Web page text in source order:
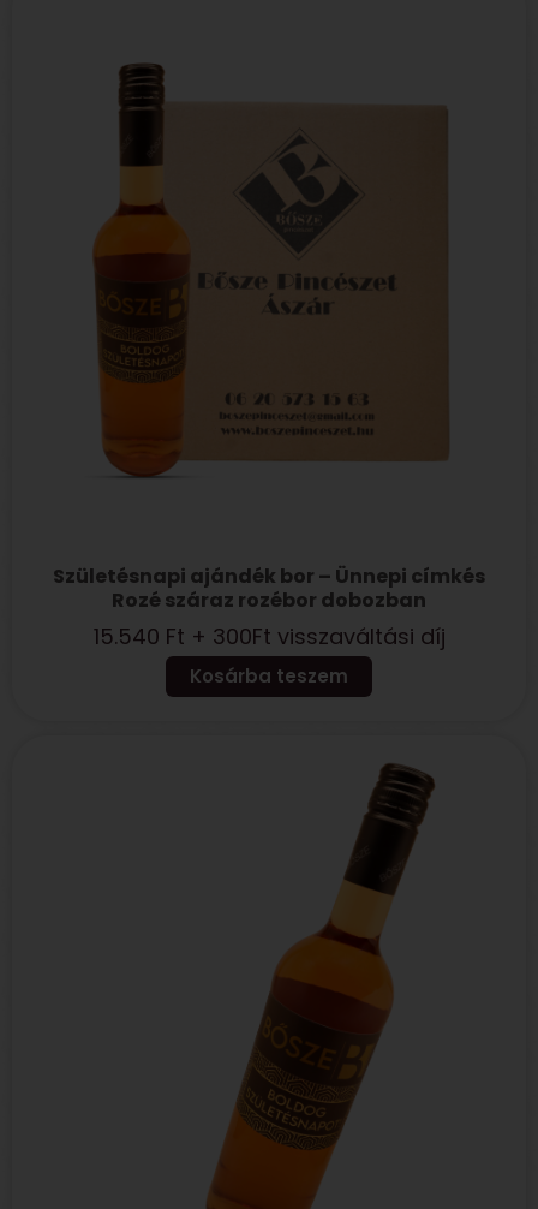
Születésnapi ajándék bor – Ünnepi címkés
Rozé száraz rozébor dobozban
15.540 Ft + 300Ft visszaváltási díj
Kosárba teszem